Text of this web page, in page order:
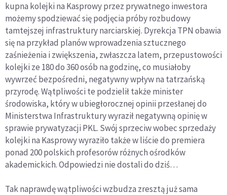
kupna kolejki na Kasprowy przez prywatnego inwestora
możemy spodziewać się podjęcia próby rozbudowy
tamtejszej infrastruktury narciarskiej. Dyrekcja TPN obawia
się na przykład planów wprowadzenia sztucznego
zaśnieżenia i zwiększenia, zwłaszcza latem, przepustowości
kolejki ze 180 do 360 osób na godzinę, co musiałoby
wywrzeć bezpośredni, negatywny wpływ na tatrzańską
przyrodę. Wątpliwości te podzielił także minister
środowiska, który w ubiegłorocznej opinii przesłanej do
Ministerstwa Infrastruktury wyraził negatywną opinię w
sprawie prywatyzacji PKL. Swój sprzeciw wobec sprzedaży
kolejki na Kasprowy wyraziło także w liście do premiera
ponad 200 polskich profesorów różnych ośrodków
akademickich. Odpowiedzi nie dostali do dziś…
Tak naprawdę wątpliwości wzbudza zresztą już sama